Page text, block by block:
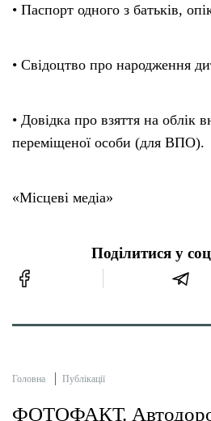
• Паспорт одного з батьків,
• Свідоцтво про народження
• Довідка про взяття на облік
переміщеної особи (для ВПО).
«Місцеві медіа»
Поділитися у
Головна Публікації
ФОТОФАКТ.